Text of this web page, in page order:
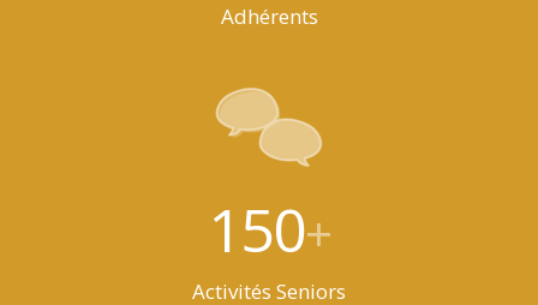
Adhérents
150+
Activités Seniors